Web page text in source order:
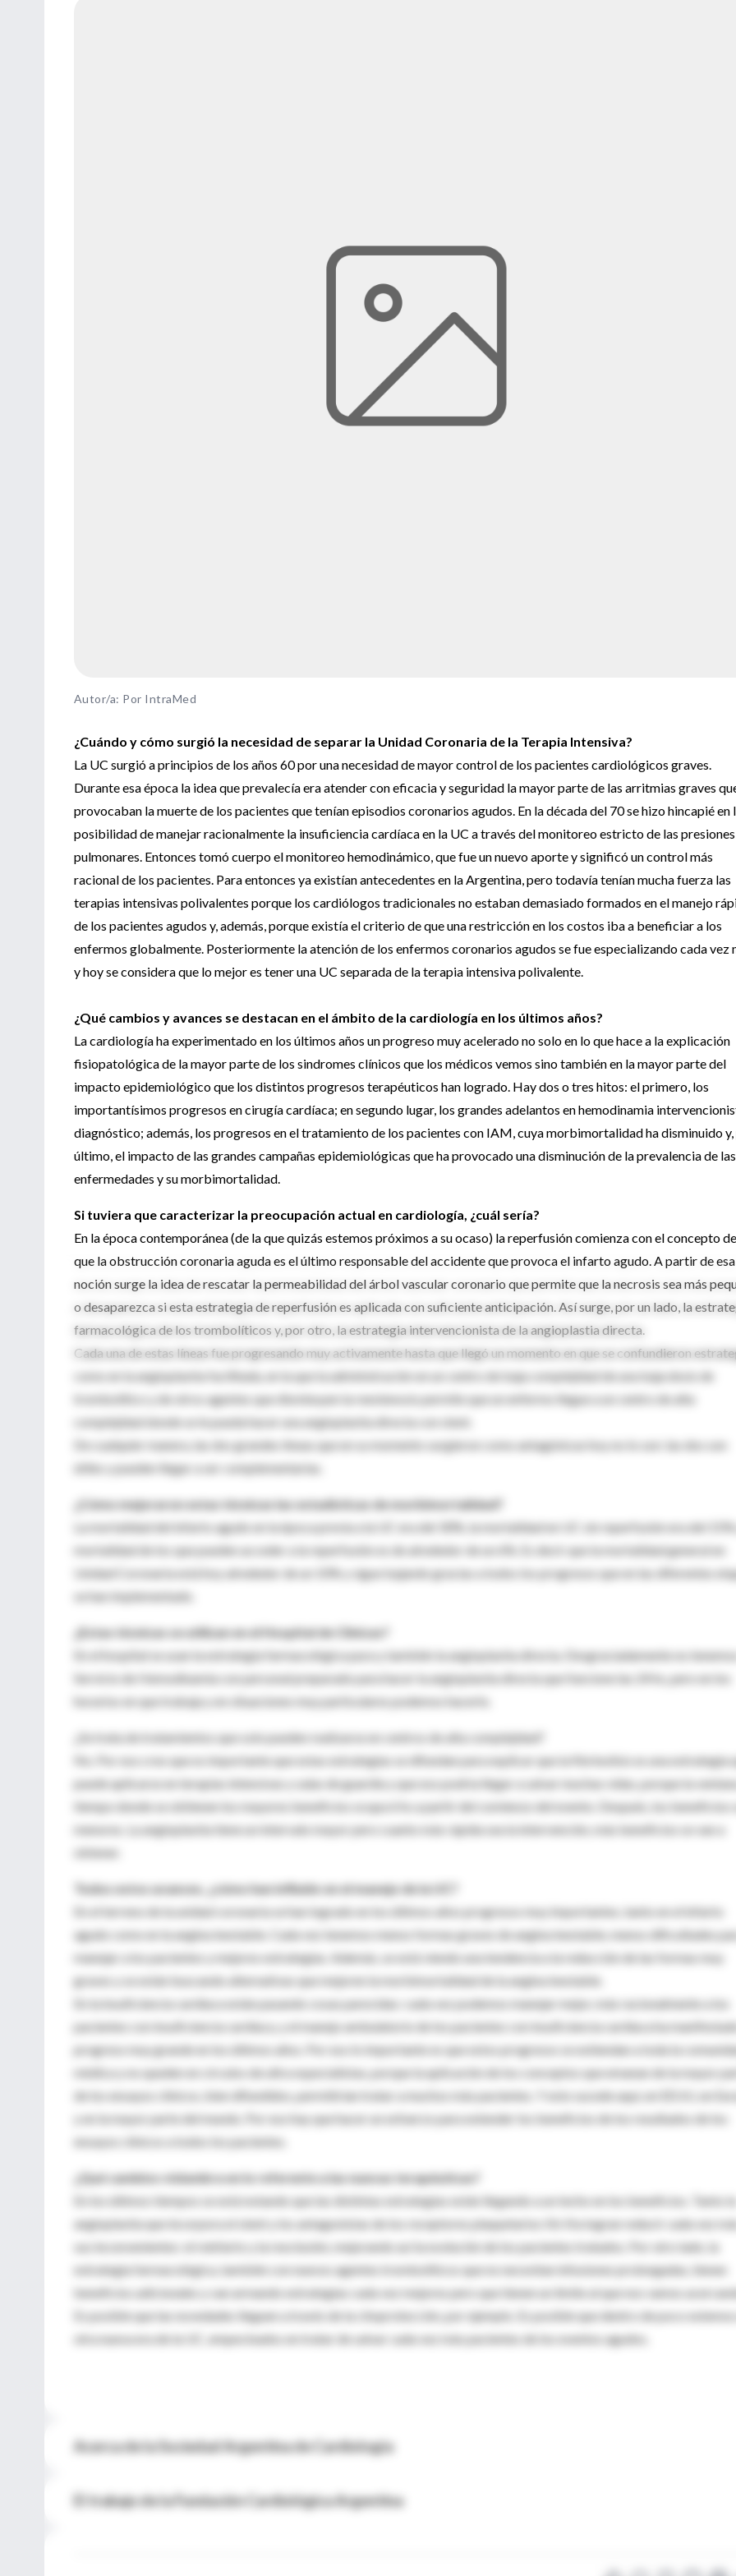
Autor/a: Por IntraMed
¿Cuándo y cómo surgió la necesidad de separar la Unidad Coronaria de la Terapia Intensiva?
La UC surgió a principios de los años 60 por una necesidad de mayor control de los pacientes cardiológicos graves.
Durante esa época la idea que prevalecía era atender con eficacia y seguridad la mayor parte de las arritmias graves
provocaban la muerte de los pacientes que tenían episodios coronarios agudos. En la década del 70 se hizo hincapié en
posibilidad de manejar racionalmente la insuficiencia cardíaca en la UC a través del monitoreo estricto de las presiones
pulmonares. Entonces tomó cuerpo el monitoreo hemodinámico, que fue un nuevo aporte y significó un control más
racional de los pacientes. Para entonces ya existían antecedentes en la Argentina, pero todavía tenían mucha fuerza las
terapias intensivas polivalentes porque los cardiólogos tradicionales no estaban demasiado formados en el manejo
de los pacientes agudos y, además, porque existía el criterio de que una restricción en los costos iba a beneficiar a los
enfermos globalmente. Posteriormente la atención de los enfermos coronarios agudos se fue especializando cada vez
y hoy se considera que lo mejor es tener una UC separada de la terapia intensiva polivalente.
¿Qué cambios y avances se destacan en el ámbito de la cardiología en los últimos años?
La cardiología ha experimentado en los últimos años un progreso muy acelerado no solo en lo que hace a la explicación
fisiopatológica de la mayor parte de los sindromes clínicos que los médicos vemos sino también en la mayor parte del
impacto epidemiológico que los distintos progresos terapéuticos han logrado. Hay dos o tres hitos: el primero, los
importantísimos progresos en cirugía cardíaca; en segundo lugar, los grandes adelantos en hemodinamia
diagnóstico; además, los progresos en el tratamiento de los pacientes con IAM, cuya morbimortalidad ha disminuido
último, el impacto de las grandes campañas epidemiológicas que ha provocado una disminución de la prevalencia de las
enfermedades y su morbimortalidad.
Si tuviera que caracterizar la preocupación actual en cardiología, ¿cuál sería?
En la época contemporánea (de la que quizás estemos próximos a su ocaso) la reperfusión comienza con el concepto de
que la obstrucción coronaria aguda es el último responsable del accidente que provoca el infarto agudo. A partir de esa
noción surge la idea de rescatar la permeabilidad del árbol vascular coronario que permite que la necrosis sea más
o desaparezca si esta estrategia de reperfusión es aplicada con suficiente anticipación. Así surge, por un lado, la
farmacológica de los trombolíticos y, por otro, la estrategia intervencionista de la angioplastia directa.
Cada una de estas líneas fue progresando muy activamente hasta que llegó un momento en que se confundieron
como en la angioplastia facilitada, en la que la administración en un centro de baja complejidad de una baja dosis de
trombolítico y de otros agentes que disminuyen la reestenosis permite que un enfermo llegue a un centro de alta
complejidad donde se le pueda hacer una angioplastia directa con stent.
De cualquier manera, las dos grandes líneas que en su momento surgieron como antagónicas hoy no lo son: las dos son
útiles y pueden llegar a ser complementarias.
¿Cómo mejoraron estas técnicas las estadísticas de morbimortalidad?
La mortalidad del infarto agudo en la época previa a la UC era del 30%, la mortalidad en UC sin reperfusión era del 15%
mortalidad de los que pueden acceder a la reperfusión es de alrededor de un 6%. Es decir que la mortalidad general en
Unidad Coronaria está hoy alrededor de un 10% y sigue bajando gracias a todos los progresos que en las diferentes
se han implementado.
¿Estas técnicas se utilizan en el Hospital de Clínicas?
En el hospital se usan la estrategia farmacológica pura y también la angioplastia directa. Desgraciadamente no
Servicio de Hemodinamia con personal preparado para hacer la angioplastia directa que funcione las 24 hs, pero en los
horarios en que trabaja y en situaciones muy particulares podemos hacerlo.
¿Se trata de tratamientos que solo pueden realizarse en centros de alta complejidad?
No. Por eso creo que es importante que estas estrategias se difundan para explicar que la fibrinolisis es una estrategia
puede aplicarse en terapias intensivas y salas de guardia y que eso podría llegar a salvar muchas vidas, porque la
tiempo donde se obtienen los mayores beneficios ocupa 6 hs a partir del comienzo del evento. Después, los beneficios
menores. La angioplastia tiene un intervalo mayor pero cuanto más rápida sea la intervención, más beneficios se van a
obtener.
Todos estos avances, ¿cómo han influido en el manejo de la UC?
En el terreno de la unidad coronaria se han logrado en los últimos años progresos muy importantes, tanto en el infarto
agudo como en la angina inestable. Cada vez tenemos menos formas graves de angina inestable, menos dificultades
manejar a los pacientes y mejores estrategias. Además, se está viendo una tendencia a la reducción de las formas muy
graves y se están buscando alternativas que mejoren la morbimortalidad de la angina inestable.
En la insuficiencia cardíaca están pasando cosas parecidas: cada vez podemos manejar mejor, más racionalmente a los
pacientes con insuficiencia cardíaca, y el manejo ambulatorio de los pacientes con insuficiencia cardíaca ha
progreso muy grande en los últimos años. Por eso lo importante es que estos progresos se extiendan a toda la
médica y no queden en círculos de ultra especialistas, porque la aplicación de los conceptos que emanan de la mayor
de los ensayos clínicos, bien difundidos, permitirían tratar a muchos más pacientes. Y esto sucede aquí, en EEUU, en
y en la mayor parte del mundo. Por eso hay que hacer un esfuerzo para extender los beneficios de los resultados de los
ensayos clínicos a todos los pacientes.
¿Qué cambios vislumbra en lo referente a las nuevas terapéuticas?
En los últimos tiempos se está notando que las distintas estrategias están llegando a un techo en los beneficios. Tanto la
angioplastia que incorpora el stent y los antagonistas de los receptores plaquetarios IIb IIIa logran reducir cada vez más
sus inconvenientes: el reinfarto y la reoclusión, mejorando así la evolución de los pacientes tratados. Por otro lado, la
estrategia farmacológica, también con nuevos agentes trombolíticos que no necesitan infusiones prolongadas, tienen
beneficios adicionales y van armando estrategias cada vez mejores pero que tienen un límite al que nos vamos
Es posible que las novedades lleguen a través de la citoprotección, por ejemplo. Es posible que dentro de poco estemos
otra nueva era de la UC, empecinados en tratar de salvar cada vez más pacientes de los eventos agudos.
Acerca de la Sociedad Argentina de Cardiología
El trabajo de la Fundación Cardiológica Argentina